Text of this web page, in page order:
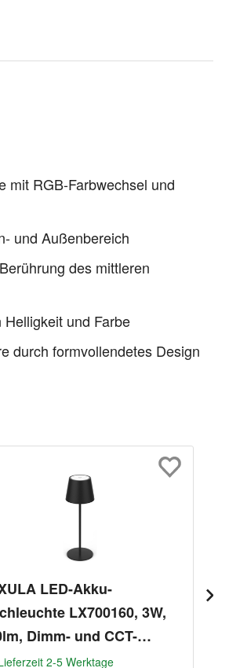
mit RGB-Farbwechsel und
und Außenbereich
des mittleren
und Farbe
durch formvollendetes Design
LED-Akku-
LX700160, 3W,
Dimm- und CCT-
2-5 Werktage